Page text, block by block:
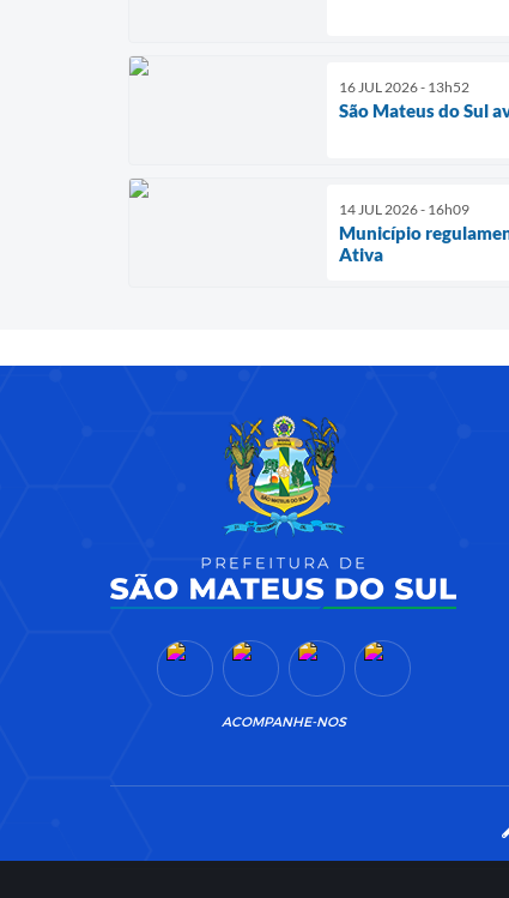
16 JUL 2026 - 13h52
São Mateus do Sul
14 JUL 2026 - 16h09
Município
Ativa
ACOMPANHE-NOS